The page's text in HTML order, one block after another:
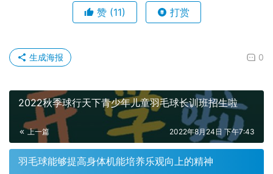
赞 (11) 打赏
0
生成海报
2022秋季球行天下青少年儿童羽毛球长训班招生啦
上一篇 2022年8月24日 下午7:43
羽毛球能够提高身体机能培养乐观向上的精神